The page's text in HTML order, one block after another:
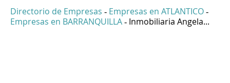
Directorio de Empresas - Empresas en ATLANTICO -
Empresas en BARRANQUILLA - Inmobiliaria Angela...